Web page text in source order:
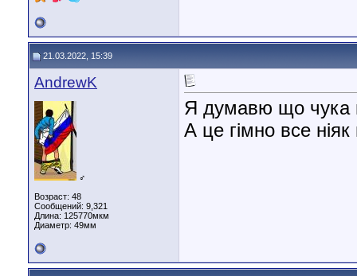
21.03.2022, 15:39
AndrewK
♂
Возраст: 48
Сообщений: 9,321
Длина: 125770мкм
Диаметр: 49мм
Я думавю що чука
А це гімно все